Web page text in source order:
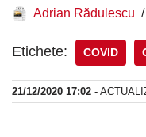
Adrian Rădulescu
Etichete: COVID
21/12/2020 17:02 -